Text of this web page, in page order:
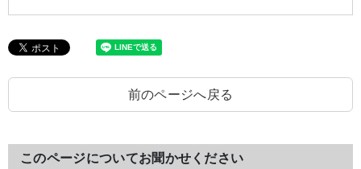
前のページへ戻る
このページについてお聞かせください